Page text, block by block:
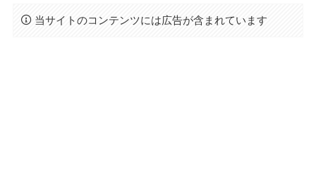
当サイトのコンテンツには広告が含まれています